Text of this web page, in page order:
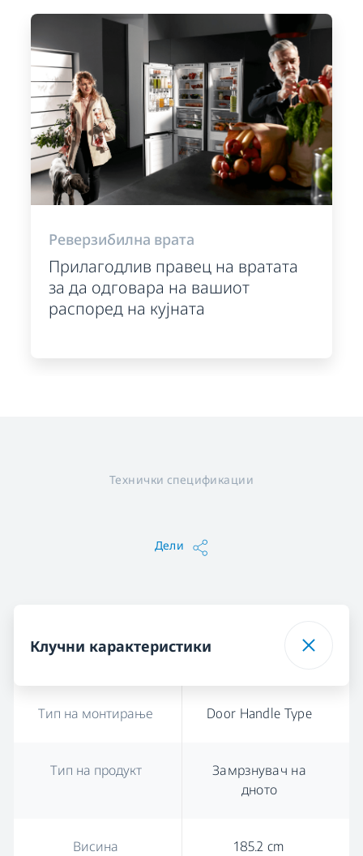
Реверзибилна врата
Прилагодлив правец на вратата
за да одговара на вашиот
распоред на кујната
Технички спецификации
Дели
Клучни карактеристики
Тип на монтирање Door Handle Type
Тип на продукт
Замрзнувач на
дното
Висина 185.2 cm